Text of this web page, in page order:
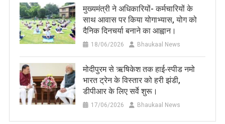
मुख्यमंत्री ने अधिकारियों- कर्मचारियों के
साथ आवास पर किया योगाभ्यास, योग को
दैनिक दिनचर्या बनाने का आह्वान।
18/06/2026 Bhaukaal News
मोदीपुरम से ऋषिकेश तक हाई‑स्पीड नमो
भारत ट्रेन के विस्तार को हरी झंडी,
डीपीआर के लिए सर्वे शुरू।
17/06/2026 Bhaukaal News